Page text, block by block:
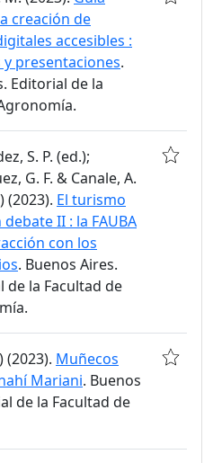
creación de
accesibles :
presentaciones.
Editorial de la
S. P. (ed.);
G. F. & Canale, A.
(2023). El turismo
II : la FAUBA
con los
. Buenos Aires.
de la Facultad de
(2023). Muñecos
Mariani. Buenos
de la Facultad de